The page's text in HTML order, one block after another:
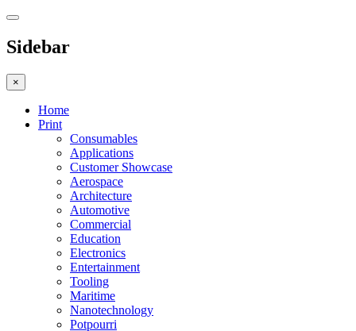
Sidebar
×
Home
Print
Consumables
Applications
Customer Showcase
Aerospace
Architecture
Automotive
Commercial
Education
Electronics
Entertainment
Tooling
Maritime
Nanotechnology
Potpourri